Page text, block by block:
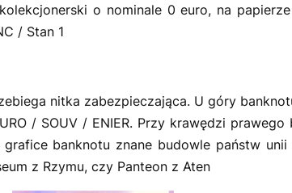
o nominale 0 euro, na
/ Stan 1
nitka zabezpieczająca. U góry
/ SOUV / ENIER. Przy krawędzi
banknotu znane budowle państw
z Rzymu, czy Panteon z Aten